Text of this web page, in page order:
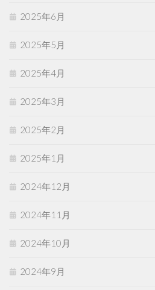
2025年6月
2025年5月
2025年4月
2025年3月
2025年2月
2025年1月
2024年12月
2024年11月
2024年10月
2024年9月